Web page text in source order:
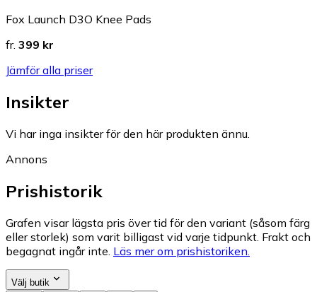
Fox Launch D3O Knee Pads
fr. 399 kr
Jämför alla priser
Insikter
Vi har inga insikter för den här produkten ännu.
Annons
Prishistorik
Grafen visar lägsta pris över tid för den variant (såsom färg
eller storlek) som varit billigast vid varje tidpunkt. Frakt och
begagnat ingår inte. Läs mer om prishistoriken.
Välj butik